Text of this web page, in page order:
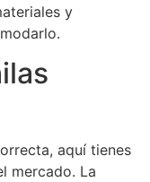
y
aquí tienes
mercado. La